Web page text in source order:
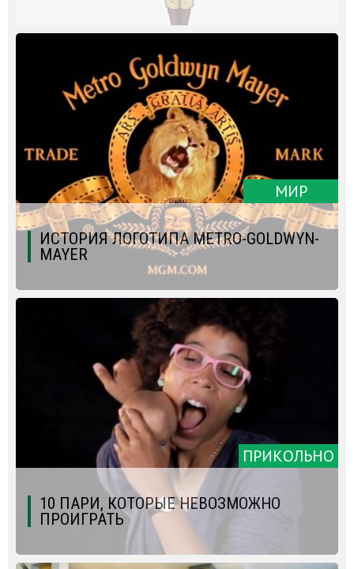
МИР
ИСТОРИЯ ЛОГОТИПА METRO-GOLDWYN-
MAYER
ПРИКОЛЬНО
10 ПАРИ, КОТОРЫЕ НЕВОЗМОЖНО
ПРОИГРАТЬ